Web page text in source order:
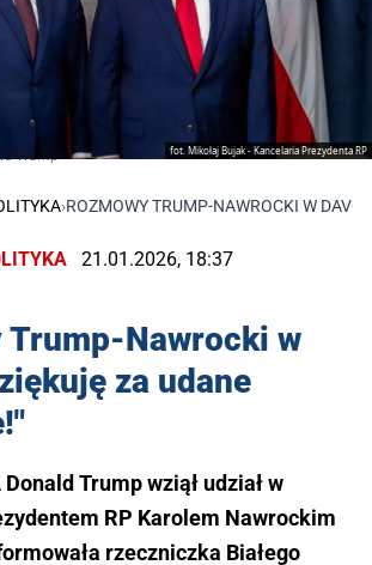
fot. Mikołaj Bujak - Kancelaria Prezydenta RP
Trump
›ROZMOWY TRUMP-NAWROCKI W
21.01.2026, 18:37
Trump-Nawrocki w
za udane
Trump wziął udział w
RP Karolem Nawrockim
rzeczniczka Białego